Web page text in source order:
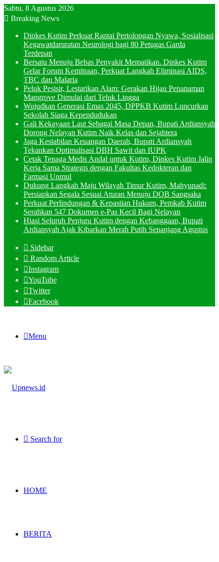
Sabtu, 8 Agustus 2026
Breaking News
Dinkes Kutim Perkuat Rantai Pertolongan Nyawa, Sosialisasi
Kegawatdaruratan Neurologi bagi 80 Petugas Garda
Terdepan
Bersatu Menuju Bebas Penyakit Mematikan. Dinkes Kutim
Gelar Forum Kemitraan, Perkuat Langkah Eliminasi AIDS,
TBC dan Malaria
Peluk Pesisir, Lestarikan Alam: Gerakan Hijau Penanaman
Mangrove Dimulai dari Teluk Lingga
Wujudkan Generasi Emas 2045, DPPKB Kutim Luncurkan
Sekolah Siaga Kependudukan
Gali Kekayaan Laut Sebagai Masa Depan, Bupati Ardiansyah
Dorong Nelayan Kutim Naik Kelas dan Sejahtera
Jaga Kestabilan Keuangan Daerah, Bupati Ardiansyah
Tekankan Optimalisasi DBH Sawit dan IUPK
Cetak Tenaga Medis Andal untuk Kutim, Dinkes Kutim Jalin
Kerja Sama Strategis dengan Fakultas Kedokteran dan
Farmasi Unmul
Dukung Langkah Maju Wilayah Timur Kutim, Mahyunadi:
Persiapkan Segala Sesuai Aturan Menuju DOB Sangsaka
Perkuat Perlindungan & Kepastian Hukum, Pemkab Kutim
Serahkan 547 Dokumen e-Pas Kecil Bagi Nelayan
Hiasi Seluruh Penjuru Kutim dengan Kebanggaan, Bupati
Ardiansyah Ajak Kibarkan Merah Putih Sepanjang Agustus
Sidebar
Random Article
Instagram
YouTube
Twitter
Facebook
Menu
Search for
HOME
BERITA